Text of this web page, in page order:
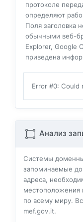
протоколе
определяют
Поля заголовка
обычными веб-
Explorer, Google
приведена
Error #0: Could
Анализ
Системы
запоминаемые
адреса,
местоположения
по всему миру.
mef.gov.it.